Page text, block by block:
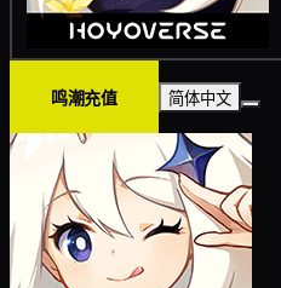
鸣潮充值 简体中文